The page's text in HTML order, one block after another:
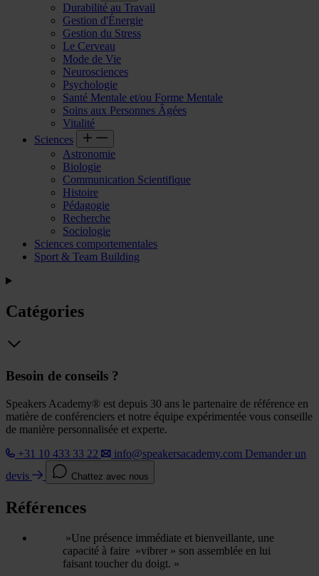
Durabilité au Travail
Gestion d'Énergie
Gestion du Stress
Le Cerveau
Mode de Vie
Neurosciences
Psychologie
Santé Mentale et/ou Forme Mentale
Soins aux Personnes Âgées
Vitalité
Sciences
Astronomie
Biologie
Communication Scientifique
Histoire
Pédagogie
Recherche
Sociologie
Sciences comportementales
Sport & Team Building
Catégories
Besoin de conseils ?
Speakers Academy® est depuis 30 ans le partenaire de référence en
matière de conférenciers et notre équipe expérimentée vous conseille
de manière personnalisée et experte.
+31 10 433 33 22
info@speakersacademy.com Demander un
devis
Chattez avec nous
Références
»Une présence immédiate et bienveillante, une
capacité à faire »vibrer » son assemblée en lui
faisant toucher du doigt. »